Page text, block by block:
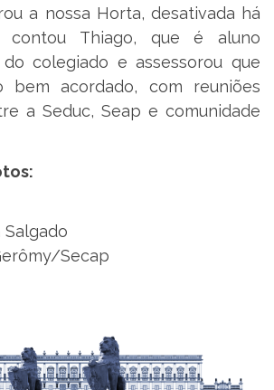
a nossa Horta, desativada há
contou Thiago, que é aluno
colegiado e assessorou que
bem acordado, com reuniões
a Seduc, Seap e comunidade
Salgado
Secap